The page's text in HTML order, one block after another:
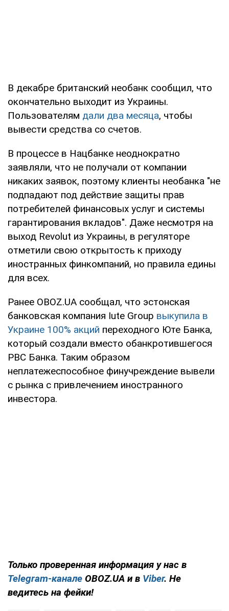
В декабре британский необанк сообщил, что
окончательно выходит из Украины.
Пользователям дали два месяца, чтобы
вывести средства со счетов.
В процессе в Нацбанке неоднократно
заявляли, что не получали от компании
никаких заявок, поэтому клиенты необанка "не
подпадают под действие защиты прав
потребителей финансовых услуг и системы
гарантирования вкладов". Даже несмотря на
выход Revolut из Украины, в регуляторе
отметили свою открытость к приходу
иностранных финкомпаний, но правила едины
для всех.
Ранее OBOZ.UA сообщал, что эстонская
банковская компания Iute Group выкупила в
Украине 100% акций переходного Юте Банка,
который создали вместо обанкротившегося
РВС Банка. Таким образом
неплатежеспособное финучреждение вывели
с рынка с привлечением иностранного
инвестора.
Только проверенная информация у нас в
Telegram-канале OBOZ.UA и в Viber. Не
ведитесь на фейки!